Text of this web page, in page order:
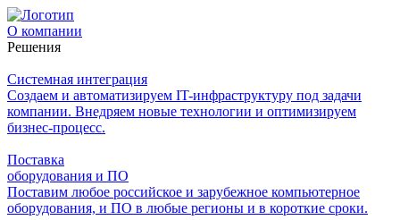
О компании
Решения
Системная интеграция
Создаем и автоматизируем IT-инфраструктуру под задачи
компании. Внедряем новые технологии и оптимизируем
бизнес-процесс.
Поставка
оборудования и ПО
Поставим любое российское и зарубежное компьютерное
оборудования, и ПО в любые регионы и в короткие сроки.